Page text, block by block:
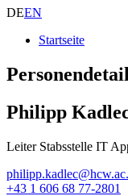
DEEN
Startseite
Philipp
Leiter Stabsstelle IT
+43 1 606 68 77-2801